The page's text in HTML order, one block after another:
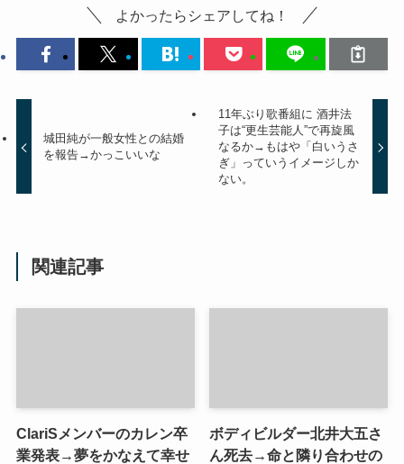
よかったらシェアしてね！
城田純が一般女性との結婚
を報告→かっこいいな
11年ぶり歌番組に 酒井法
子は“更生芸能人”で再旋風
なるか→もはや「白いうさ
ぎ」っていうイメージしか
ない。
関連記事
ClariSメンバーのカレン卒
業発表→夢をかなえて幸せ
ボディビルダー北井大五さ
ん死去→命と隣り合わせの